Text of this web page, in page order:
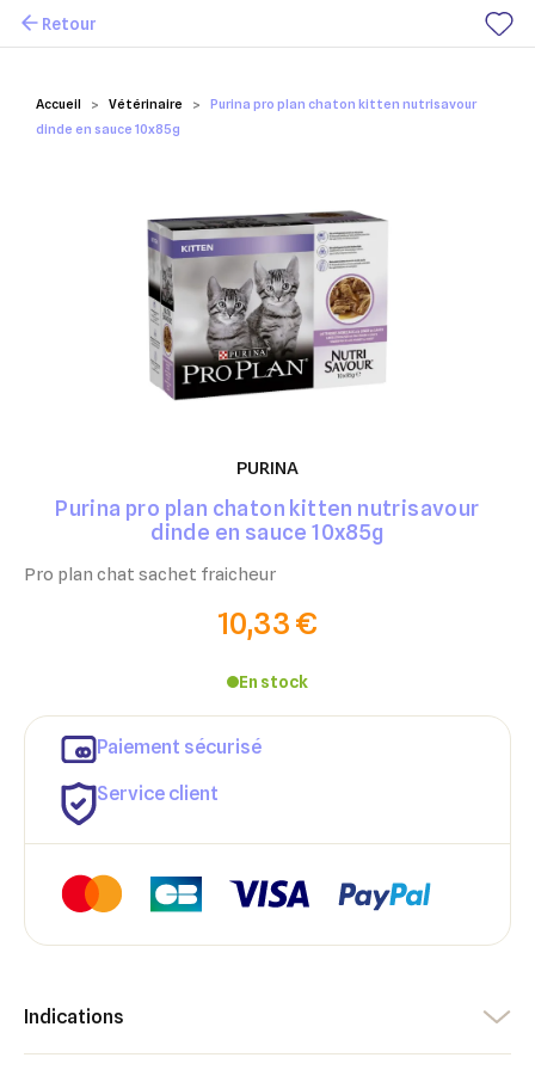
Mes favoris
Accueil Vétérinaire
Purina pro plan chaton kitten nutrisavour
dinde en sauce 10x85g
Retour
PURINA
Purina pro plan chaton kitten nutrisavour
dinde en sauce 10x85g
Pro plan chat sachet fraicheur
10,33 €
En stock
Paiement sécurisé
Service client
Indications